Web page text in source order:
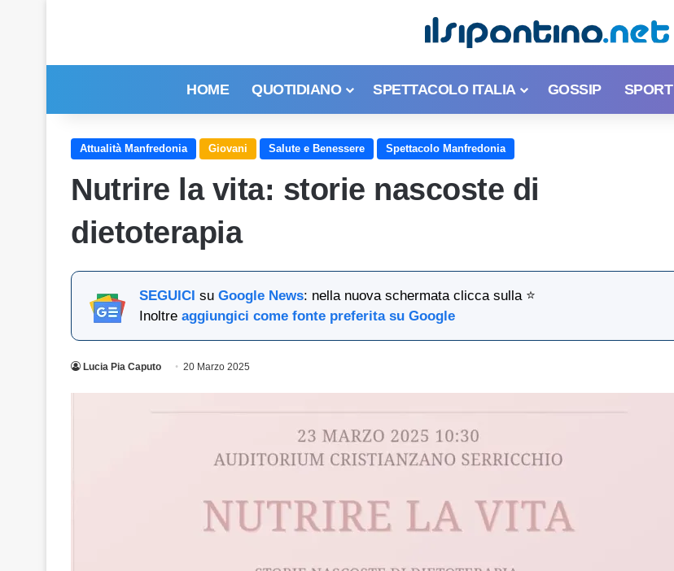
HOME QUOTIDIANO SPETTACOLO ITALIA GOSSIP SPORT
Attualità Manfredonia Giovani Salute e Benessere Spettacolo Manfredonia
Nutrire la vita: storie nascoste di
dietoterapia
SEGUICI su Google News: nella nuova schermata clicca sulla ⭐
Inoltre aggiungici come fonte preferita su Google
Lucia Pia Caputo 20 Marzo 2025